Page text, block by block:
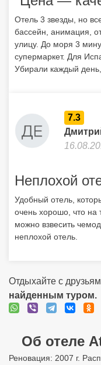
Отель 3 звезды, но
бассейн, анимация,
улицу. До моря 3
супермаркет. Для
Убирали каждый
7.3
Неплохой
Удобный отель,
очень хорошо, что на
можно взвесить
неплохой отель.
Отдыхайте с
найденным туром.
Об отеле
Реновация: 2007 г.